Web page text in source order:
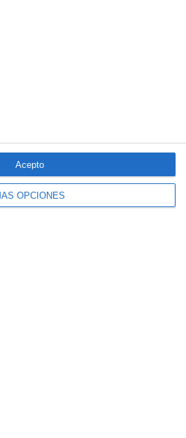
OPCIONES
Acepto
últimos incendios